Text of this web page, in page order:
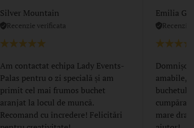
Silver Mountain
Recenzie verificata
Am contactat echipa Lady Events-
Palas pentru o zi specială și am
primit cel mai frumos buchet
aranjat la locul de muncă.
Recomand cu încredere! Felicitări
Emilia
amabile,
buchetul
mare